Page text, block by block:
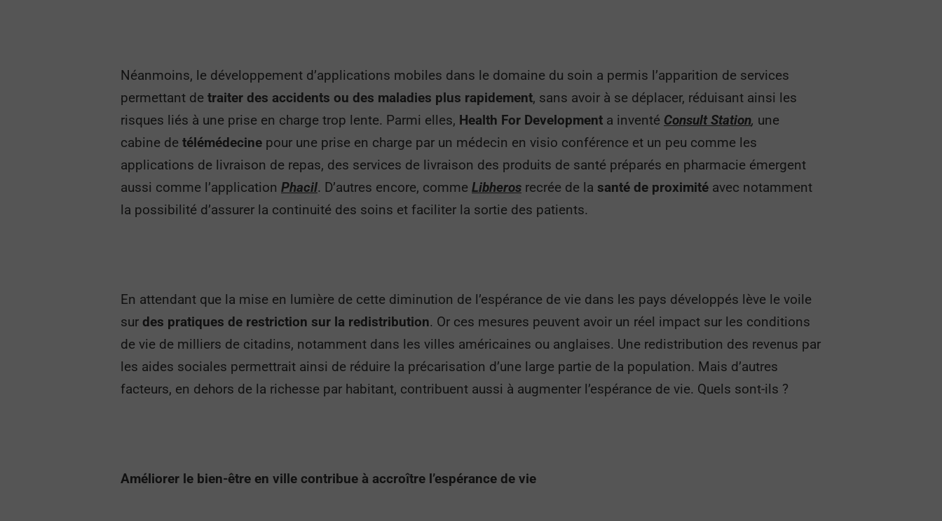
Néanmoins, le développement d’applications mobiles dans le domaine du soin a permis l’apparition de services
permettant de traiter des accidents ou des maladies plus rapidement, sans avoir à se déplacer, réduisant ainsi les
risques liés à une prise en charge trop lente. Parmi elles, Health For Development a inventé Consult Station, une
cabine de télémédecine pour une prise en charge par un médecin en visio conférence et un peu comme les
applications de livraison de repas, des services de livraison des produits de santé préparés en pharmacie émergent
aussi comme l’application Phacil. D’autres encore, comme Libheros recrée de la santé de proximité avec notamment
la possibilité d’assurer la continuité des soins et faciliter la sortie des patients.
En attendant que la mise en lumière de cette diminution de l’espérance de vie dans les pays développés lève le voile
sur des pratiques de restriction sur la redistribution. Or ces mesures peuvent avoir un réel impact sur les conditions
de vie de milliers de citadins, notamment dans les villes américaines ou anglaises. Une redistribution des revenus par
les aides sociales permettrait ainsi de réduire la précarisation d’une large partie de la population. Mais d’autres
facteurs, en dehors de la richesse par habitant, contribuent aussi à augmenter l’espérance de vie. Quels sont-ils ?
Améliorer le bien-être en ville contribue à accroître l’espérance de vie